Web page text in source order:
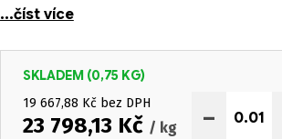
SKLADEM (0,75 KG)
23 798,13 Kč / kg
19 667,88 Kč bez DPH
−
...číst více